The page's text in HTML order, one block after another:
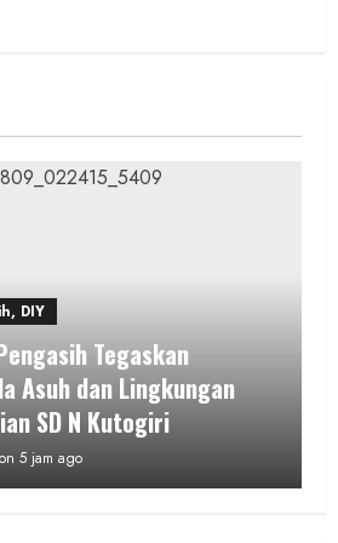
DIY
Tegaskan
Asuh dan Lingkungan
SD N Kutogiri
5 jam ago